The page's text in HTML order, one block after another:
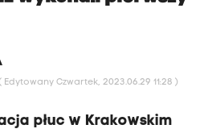
Edytowany Czwartek, 2023.06.29 11:28 )
płuc w Krakowskim